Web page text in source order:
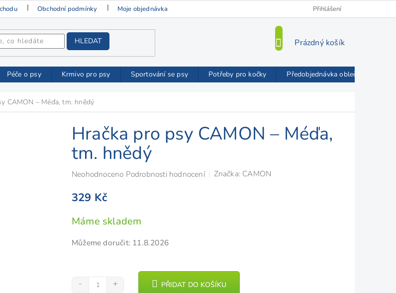
Obchodní podmínky Moje objednávka VIP Slevy
Přihlášení
HLEDAT
NÁKUPNÍ
Prázdný košík
Péče o psy Krmivo pro psy Sportování se psy Potřeby pro kočky Předobjednávka oblečků FMD
CAMON – Méďa, tm. hnědý
Hračka pro psy CAMON – Méďa,
tm. hnědý
Průměrné
produktu
0,0
5
Neohodnoceno Podrobnosti hodnocení Značka: CAMON
329 Kč
Měrná
cena:
Máme skladem
Můžeme doručit: 11.8.2026
PŘIDAT DO KOŠÍKU